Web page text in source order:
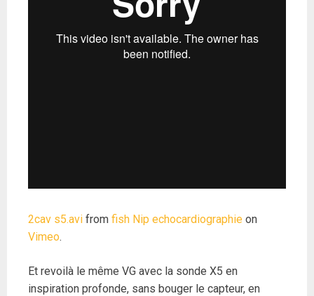
2cav s5.avi from fish Nip echocardiographie on
Vimeo.
Et revoilà le même VG avec la sonde X5 en
inspiration profonde, sans bouger le capteur, en